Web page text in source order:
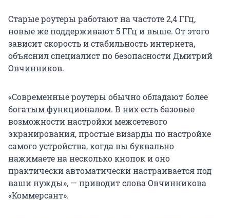
Старые роутеры работают на частоте 2,4 ГГц,
новые же поддерживают 5 ГГц и выше. От этого
зависит скорость и стабильность интернета,
объяснил специалист по безопасности Дмитрий
Овчинников.
«Современные роутеры обычно обладают более
богатым функционалом. В них есть базовые
возможности настройки межсетевого
экранирования, простые визарды по настройке
самого устройства, когда вы буквально
нажимаете на несколько кнопок и оно
практически автоматически настраивается под
ваши нужды», — приводит слова Овчинникова
«Коммерсант».